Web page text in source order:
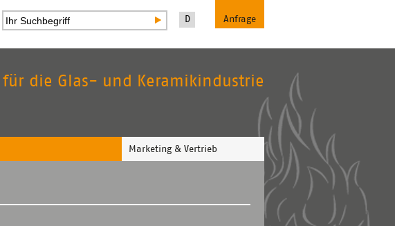
D
Search Anfrage
für die Glas- und Keramikindustrie
Navigation
überspringen
Marketing & Vertrieb